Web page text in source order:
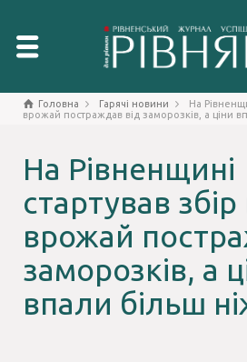
Головна Гарячі новини
На
врожай постраждав від заморозків, а ціни
На Рівненщині
стартував
врожай
заморозків, а
впали більш